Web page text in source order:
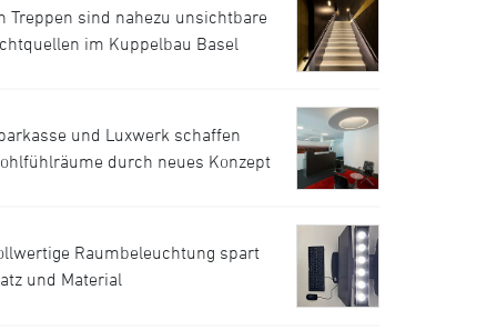
Treppen sind nahezu unsichtbare
im Kuppelbau Basel
und Luxwerk schaffen
durch neues Konzept
Raumbeleuchtung spart
und Material